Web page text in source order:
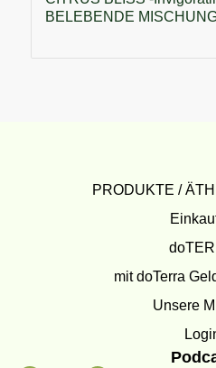
BELEBENDE
PRODUKTE /
mit doTerra
Unsere